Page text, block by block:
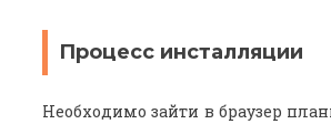
Процесс инсталляции
Необходимо зайти в браузер